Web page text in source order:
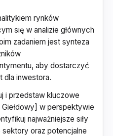
rynków
się w analizie głównych
zadaniem jest synteza
aby dostarczyć
dla inwestora.
i przedstaw kluczowe
w perspektywie
najważniejsze siły
oraz potencjalne